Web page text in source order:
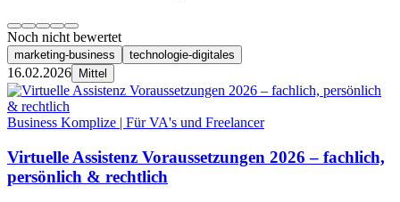
Noch nicht bewertet
marketing-business technologie-digitales
16.02.2026 Mittel
Business Komplize | Für VA's und Freelancer
Virtuelle Assistenz Voraussetzungen 2026 – fachlich,
persönlich & rechtlich